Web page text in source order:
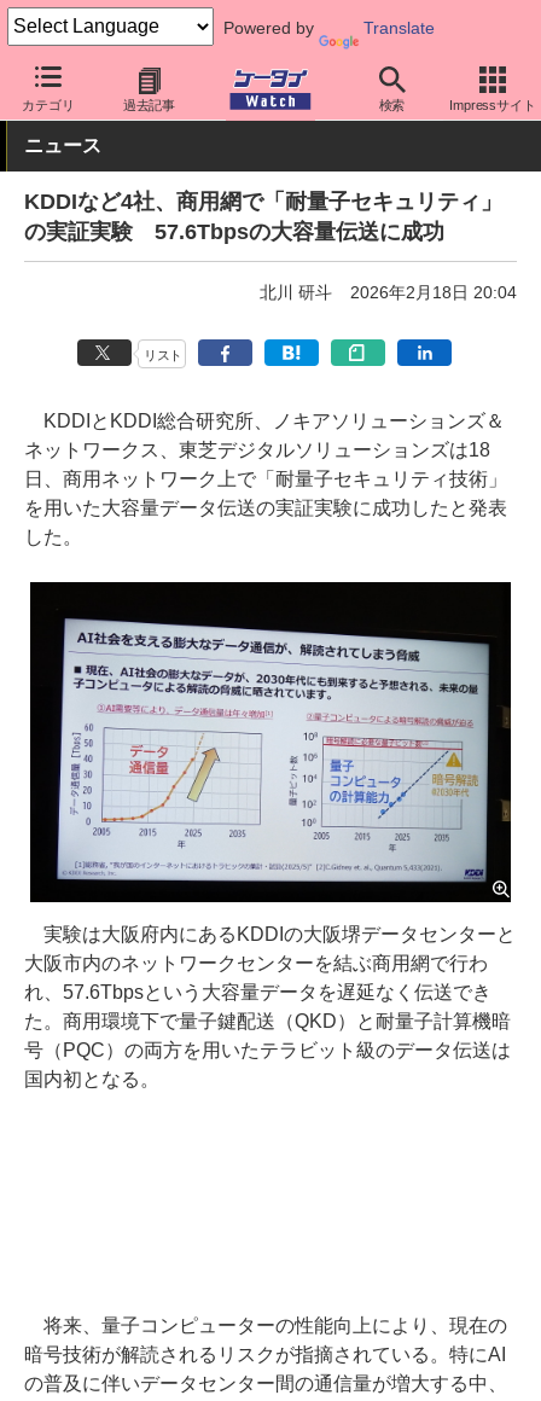
Powered by Translate
カテゴリ 過去記事 検索 Impressサイト
ケータイ Watch キャリア au ネットワーク/技術
ニュース
KDDIなど4社、商用網で「耐量子セキュリティ」
の実証実験 57.6Tbpsの大容量伝送に成功
北川 研斗 2026年2月18日 20:04
リスト
KDDIとKDDI総合研究所、ノキアソリューションズ＆
ネットワークス、東芝デジタルソリューションズは18
日、商用ネットワーク上で「耐量子セキュリティ技術」
を用いた大容量データ伝送の実証実験に成功したと発表
した。
実験は大阪府内にあるKDDIの大阪堺データセンターと
大阪市内のネットワークセンターを結ぶ商用網で行わ
れ、57.6Tbpsという大容量データを遅延なく伝送でき
た。商用環境下で量子鍵配送（QKD）と耐量子計算機暗
号（PQC）の両方を用いたテラビット級のデータ伝送は
国内初となる。
将来、量子コンピューターの性能向上により、現在の
暗号技術が解読されるリスクが指摘されている。特にAI
の普及に伴いデータセンター間の通信量が増大する中、